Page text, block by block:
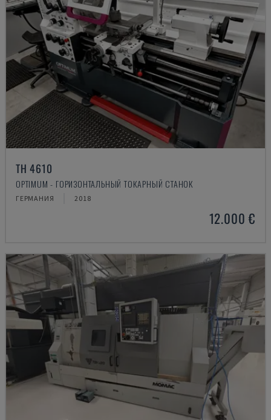
TH 4610
OPTIMUM - ГОРИЗОНТАЛЬНЫЙ ТОКАРНЫЙ СТАНОК
ГЕРМАНИЯ 2018
12.000 €